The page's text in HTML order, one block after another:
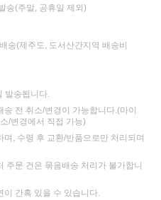
송(주말, 공휴일 제외)
송(제주도, 도서산간지역 배송비
발송됩니다.
전 취소/변경이 가능합니다.(마이
/변경에서 직접 가능)
, 수령 후 교환/반품으로만 처리되며
주문 건은 묶음배송 처리가 불가합니
이 간혹 있을 수 있습니다.